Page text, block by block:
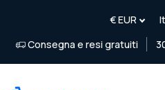
Consegna e resi gratuiti